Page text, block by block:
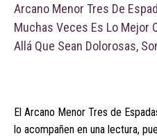
Arcano Menor Tres De
Muchas Veces Es Lo Mejor
Allá Que Sean Dolorosas,
El Arcano Menor Tres de
lo acompañen en una lectura,